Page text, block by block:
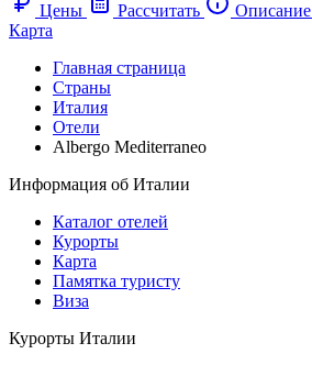
Цены
Рассчитать Описание
Карта
Главная страница
Cтраны
Италия
Отели
Albergo Mediterraneo
Информация об Италии
Каталог отелей
Курорты
Карта
Памятка туристу
Виза
Курорты Италии